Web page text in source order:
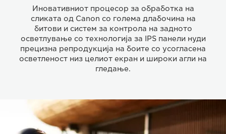
Иновативниот процесор за обработка на
сликата од Canon со голема длабочина на
битови и систем за контрола на задното
осветлување со технологија за IPS панели нуди
прецизна репродукција на боите со усогласена
осветленост низ целиот екран и широки агли на
гледање.